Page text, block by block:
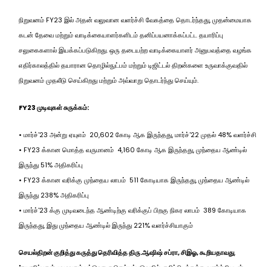
நிறுவனம் FY23 இல் அதன் வலுவான வளர்ச்சி வேகத்தை தொடர்ந்தது, முதன்மையாக
கடன் தேவை மற்றும் வாடிக்கையாளர்களிடம் தனிப்பயனாக்கப்பட்ட தயாரிப்பு
சலுகைகளால் இயக்கப்படுகிறது. ஒரு தடையற்ற வாடிக்கையாளர் அனுபவத்தை வழங்க
எதிர்காலத்தில் தயாரான தொழில்நுட்பம் மற்றும் டிஜிட்டல் திறன்களை உருவாக்குவதில்
நிறுவனம் முதலீடு செய்கிறது மற்றும் அவ்வாறு தொடர்ந்து செய்யும்.
FY23 முடிவுகள் சுருக்கம்:
• மார்ச்'23 அன்று ஏயுஎம் ₹ 20,602 கோடி ஆக இருந்தது, மார்ச்'22 முதல் 48% வளர்ச்சி
• FY23 க்கான மொத்த வருமானம் ₹ 4,160 கோடி ஆக இருந்தது, முந்தைய ஆண்டில்
இருந்து 51% அதிகரிப்பு
• FY23 க்கான வரிக்கு முந்தைய லாபம் ₹ 511 கோடியாக இருந்தது, முந்தைய ஆண்டில்
இருந்து 238% அதிகரிப்பு
• மார்ச்'23 க்கு முடிவடைந்த ஆண்டிற்கு வரிக்குப் பிறகு நிகர லாபம் ₹ 389 கோடியாக
இருந்தது, இது முந்தைய ஆண்டில் இருந்து 221% வளர்ச்சியாகும்
செயல்திறன் குறித்து கருத்து தெரிவித்த திரு.ஆஷிஷ் சப்ரா, சிஇஓ, கூறியதாவது,